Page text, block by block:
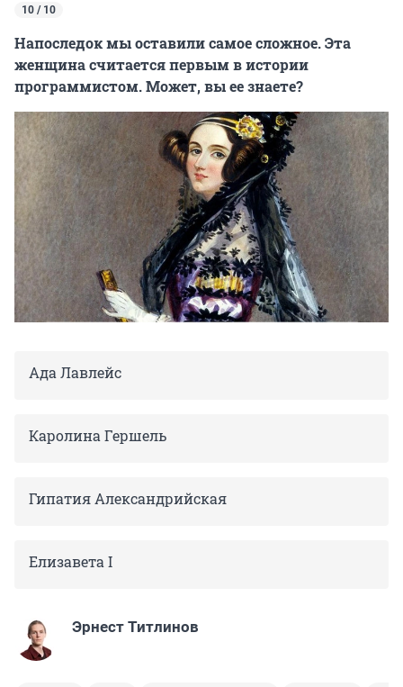
10 / 10
Напоследок мы оставили самое сложное. Эта
женщина считается первым в истории
программистом. Может, вы ее знаете?
Ада Лавлейс
Каролина Гершель
Гипатия Александрийская
Елизавета I
Эрнест Титлинов